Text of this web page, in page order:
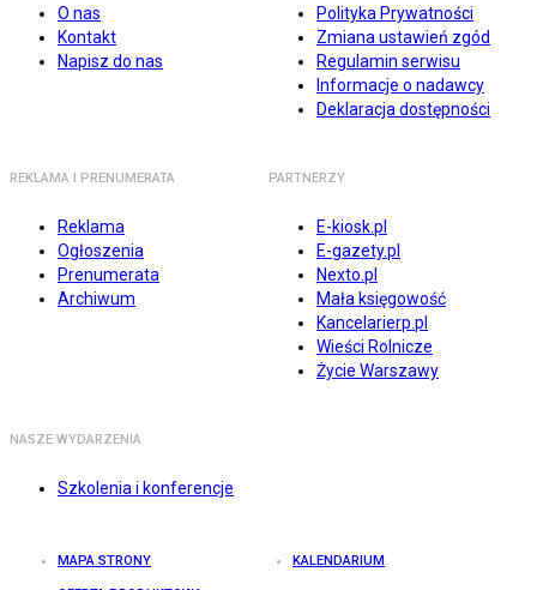
O nas
Kontakt
Napisz do nas
Polityka Prywatności
Zmiana ustawień zgód
Regulamin serwisu
Informacje o nadawcy
Deklaracja dostępności
REKLAMA I PRENUMERATA
Reklama
Ogłoszenia
Prenumerata
Archiwum
PARTNERZY
E-kiosk.pl
E-gazety.pl
Nexto.pl
Mała księgowość
Kancelarierp.pl
Wieści Rolnicze
Życie Warszawy
NASZE WYDARZENIA
Szkolenia i konferencje
MAPA STRONY KALENDARIUM